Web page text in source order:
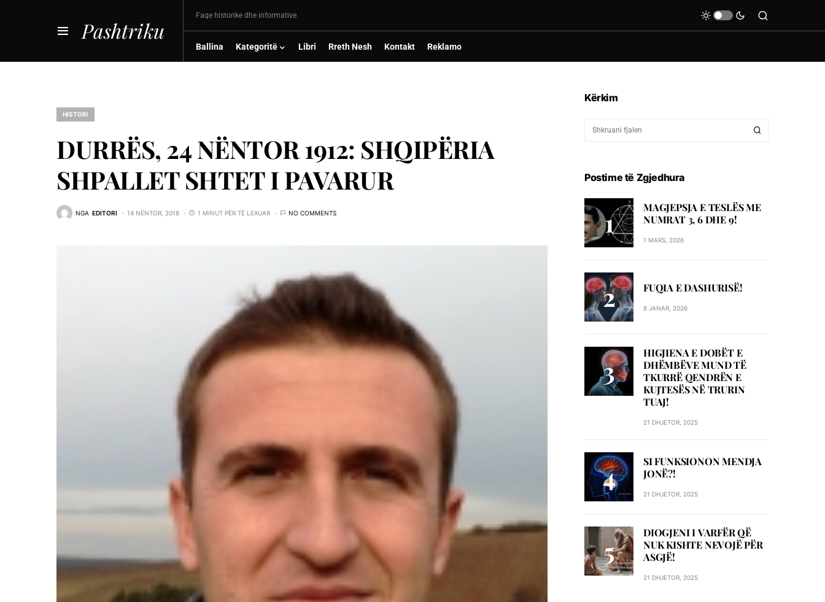
Pashtriku
Faqe historike dhe informative.
Ballina Kategoritë Libri Rreth Nesh Kontakt Reklamo
HISTORI
DURRËS, 24 NËNTOR 1912: SHQIPËRIA
SHPALLET SHTET I PAVARUR
NGA EDITORI 14 NËNTOR, 2018 1 MINUT PËR TË LEXUAR NO COMMENTS
Kërkim
Postime të Zgjedhura
MAGJEPSJA E TESLËS ME
NUMRAT 3, 6 DHE 9!
1 MARS, 2026
FUQIA E DASHURISË!
8 JANAR, 2026
HIGJIENA E DOBËT E
DHËMBËVE MUND TË
TKURRË QENDRËN E
KUJTESËS NË TRURIN
TUAJ!
21 DHJETOR, 2025
SI FUNKSIONON MENDJA
JONË?!
21 DHJETOR, 2025
DIOGJENI I VARFËR QË
NUK KISHTE NEVOJË PËR
ASGJË!
21 DHJETOR, 2025